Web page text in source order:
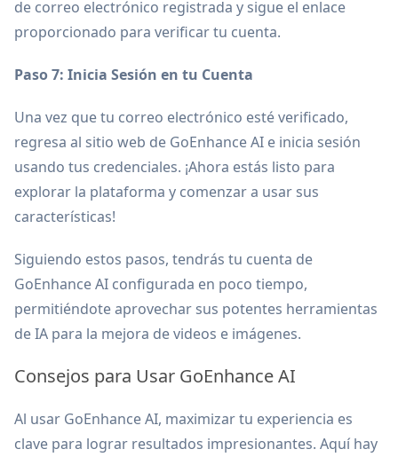
de correo electrónico registrada y sigue el enlace
proporcionado para verificar tu cuenta.
Paso 7: Inicia Sesión en tu Cuenta
Una vez que tu correo electrónico esté verificado,
regresa al sitio web de GoEnhance AI e inicia sesión
usando tus credenciales. ¡Ahora estás listo para
explorar la plataforma y comenzar a usar sus
características!
Siguiendo estos pasos, tendrás tu cuenta de
GoEnhance AI configurada en poco tiempo,
permitiéndote aprovechar sus potentes herramientas
de IA para la mejora de videos e imágenes.
Consejos para Usar GoEnhance AI
Al usar GoEnhance AI, maximizar tu experiencia es
clave para lograr resultados impresionantes. Aquí hay